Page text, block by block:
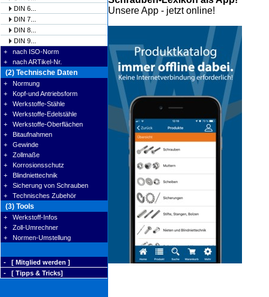
DIN 6...
DIN 7...
DIN 8...
DIN 9...
+ nach ISO-Norm
+ nach ARTikel-Nr.
(2) Technische Daten
+ Normung
+ Kopf-und Antriebsform
+ Werkstoffe-Stähle
+ Werkstoffe-Edelstähle
+ Werkstoffe-Oberflächen
+ Bitaufnahmen
+ Gewinde
+ Zollmaße
+ Korrosionsschutz
+ Blindniettechnik
+ Sicherung von Schrauben
+ Technisches Zubehör
(3) Tools
+ Werkstoff-Infos
+ Zoll-Umrechner
+ Normen-Umstellung
- [ Mitglied werden ]
- [ Tipps & Tricks]
Unsere App - jetzt online!